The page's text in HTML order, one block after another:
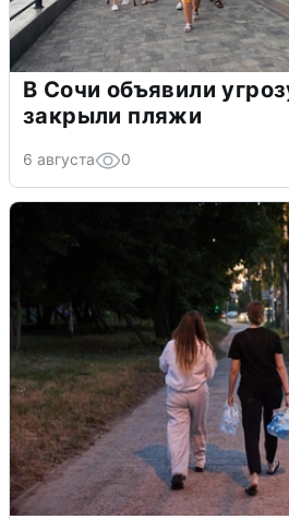
В Сочи объявили
закрыли пляжи
6 августа 0